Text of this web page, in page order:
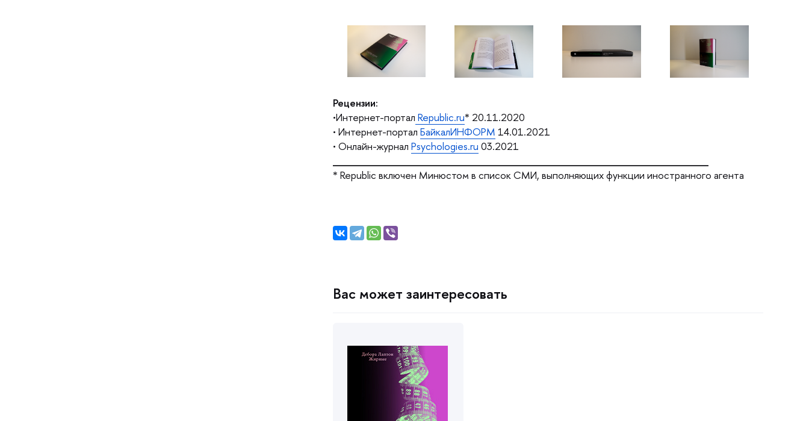
Рецензии:
•Интернет-портал Republic.ru* 20.11.2020
• Интернет-портал БайкалИНФОРМ 14.01.2021
• Онлайн-журнал Рsychologies.ru 03.2021
* Republic включен Минюстом в список СМИ, выполняющих функции иностранного агента
ас может заинтересовать